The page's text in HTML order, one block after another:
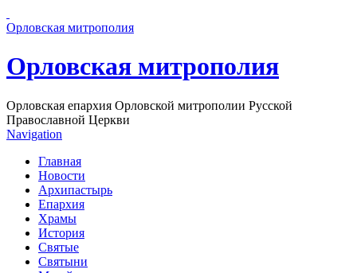
Орловская митрополия
Орловская митрополия
Орловская епархия Орловской митрополии Русской
Православной Церкви
Navigation
Главная
Новости
Архипастырь
Епархия
Храмы
История
Святые
Святыни